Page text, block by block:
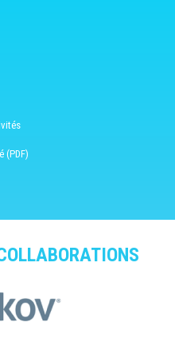
(PDF)